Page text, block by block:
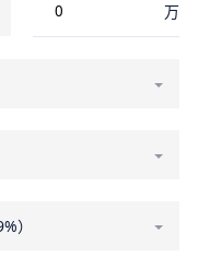
万
）